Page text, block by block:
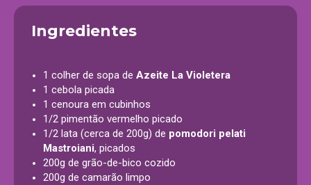
Ingredientes
1 colher de sopa de Azeite La Violetera
1 cebola picada
1 cenoura em cubinhos
1/2 pimentão vermelho picado
1/2 lata (cerca de 200g) de pomodori pelati
Mastroiani, picados
200g de grão-de-bico cozido
200g de camarão limpo